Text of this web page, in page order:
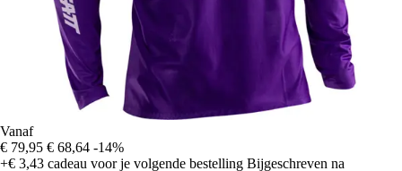
Vanaf
€ 79,95 € 68,64 -14%
+€ 3,43 cadeau voor je volgende bestelling Bijgeschreven na